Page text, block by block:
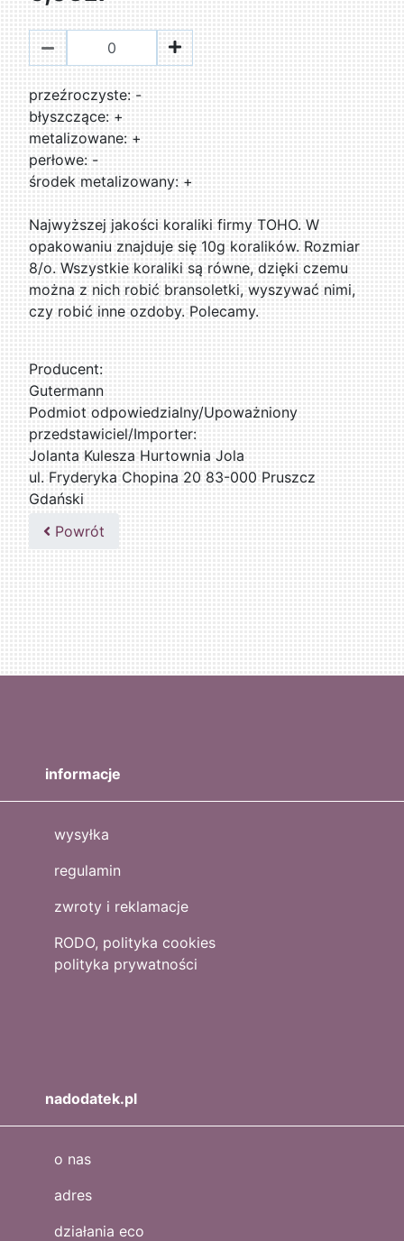
przeźroczyste: -
błyszczące: +
metalizowane: +
perłowe: -
środek metalizowany: +
Najwyższej jakości koraliki firmy TOHO. W
opakowaniu znajduje się 10g koralików. Rozmiar
8/o. Wszystkie koraliki są równe, dzięki czemu
można z nich robić bransoletki, wyszywać nimi,
czy robić inne ozdoby. Polecamy.
Producent:
Gutermann
Podmiot odpowiedzialny/Upoważniony
przedstawiciel/Importer:
Jolanta Kulesza Hurtownia Jola
ul. Fryderyka Chopina 20 83-000 Pruszcz
Gdański
Powrót
informacje
wysyłka
regulamin
zwroty i reklamacje
RODO, polityka cookies
polityka prywatności
nadodatek.pl
o nas
adres
działania eco